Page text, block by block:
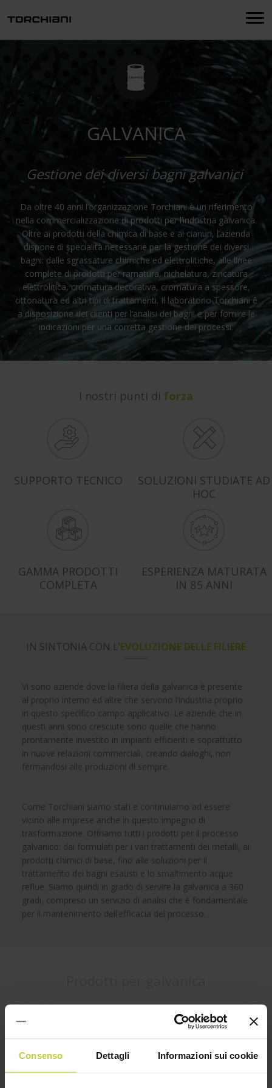
Consenso Dettagli Informazioni sui cookie
GALVANICA
Gestione dei diversi bagni galvanici
Da oltre 40 anni l’organizzazione Torchiani è un riferimento
nella commercializzazione di prodotti per l’industria galvanica.
Oltre ai prodotti della chimica di base e ai cianuri, l’azienda
dispone di specialità necessarie per la gestione dei diversi
bagni: dalle sgrassature chimiche ed elettrolitiche, alle linee
complete di prodotti per ramatura, nichelatura, zincatura
elettrolitica, cromatura decorativa, cromatura a spessore,
ottonatura ed altri tipi di trattamenti. Il laboratorio Torchiani è
a disposizione dei clienti per l’analisi dei bagni e per fornire le
indicazioni per una corretta gestione dei processi.
I nostri punti di forza
SUPPORTO TECNICO
SOLUZIONI STUDIATE AD
HOC
GAMMA PRODOTTI
COMPLETA
ESPERIENZA MATURATA
IN 85 ANNI
IN SINTONIA CON L’EVOLUZIONE DELLE FILIERE
Vi sono aziende dove la filiera della galvanica è presente
al proprio interno ed altre che servono l’industria proprio
in questo specifico campo applicativo. Le aziende che in
questi anni sono cresciute sono quelle che hanno
prontamente investito in impianti efficienti e soprattutto
in nuove relazioni commerciali, creando dialoghi, non
fermandosi alle produzioni di sempre.
Come Torchiani siamo stati e continuiamo ad essere
vicino alle imprese anche in questo impegno di
trasformazione. Offriamo tutti i prodotti per il processo
galvanico: dai formulati per i vari trattamenti dei metalli, ai
prodotti chimici di base, fino alle soluzioni per il
trattamento dei bagni esausti e lo smaltimento acque
reflue. Siamo quindi in grado di servire la galvanica a 360
gradi, compreso un servizio di analisi che è fondamentale
per il mantenimento dell’efficacia del processo.
Acido borico
Acido ossalico